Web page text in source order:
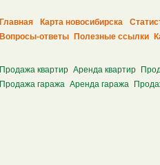
Главная
Карта новосибирска
Вопросы-ответы
Полезные ссылки
Продажа квартир Аренда квартир
Продажа гаража Аренда гаража